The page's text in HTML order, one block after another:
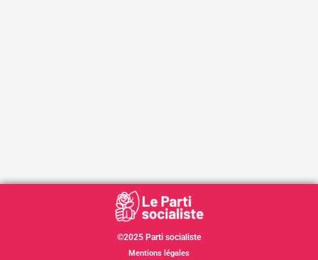
©2025 Parti socialiste
Mentions légales